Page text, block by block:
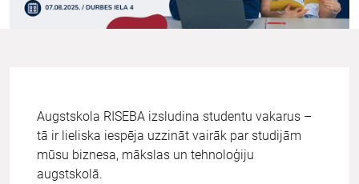
Augstskola RISEBA izsludina studentu vakarus –
tā ir lieliska iespēja uzzināt vairāk par studijām
mūsu biznesa, mākslas un tehnoloģiju
augstskolā.